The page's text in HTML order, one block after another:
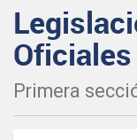
Oficiales
Primera